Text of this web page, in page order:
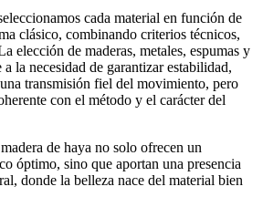
cada material en función de
clásico, combinando criterios técnicos,
elección de maderas, metales, espumas y
la necesidad de garantizar estabilidad,
transmisión fiel del movimiento, pero
con el método y el carácter del
de haya no solo ofrecen un
óptimo, sino que aportan una presencia
donde la belleza nace del material bien